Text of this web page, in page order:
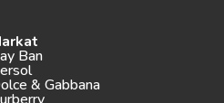
Ban
& Gabbana